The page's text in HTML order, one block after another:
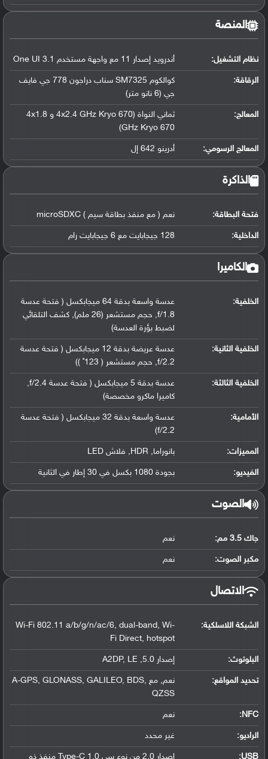
المنصة
نظام التشغيل: أندرويد إصدار 11 مع واجهة مستخدم One UI 3.1
الرقاقة:
كوالكوم SM7325 سناب دراجون 778 جي فايف
جي (6 نانو متر)
المعالج:
ثماني النواة (4x2.4 GHz Kryo 670 و 4x1.8
GHz Kryo 670)
المعالج الرسومي: أدرينو 642 إل
الذاكرة
فتحة البطاقة: نعم ( مع منفذ بطاقة سيم ) microSDXC
الداخلية: 128 جيجابايت مع 6 جيجابايت رام
الكاميرا
الخلفية:
عدسة واسعة بدقة 64 ميجابكسل ( فتحة عدسة
f/1.8, حجم مستشعر (26 ملم), كشف التلقائي
لضبط بؤرة العدسة)
الخلفية الثانية:
عدسة عريضة بدقة 12 ميجابكسل ( فتحة عدسة
f/2.2, حجم مستشعر ( 123˚ ))
الخلفية الثالثة:
عدسة بدقة 5 ميجابكسل ( فتحة عدسة f/2.4,
كاميرا ماكرو مخصصة)
الأمامية:
عدسة واسعة بدقة 32 ميجابكسل ( فتحة عدسة
f/2.2)
المميزات: بانوراما, HDR, فلاش LED
الفيديو: بجودة 1080 بكسل في 30 إطار في الثانية
الصوت
جاك 3.5 مم: نعم
مكبر الصوت: نعم
الاتصال
الشبكة اللاسلكية:
Wi-Fi 802.11 a/b/g/n/ac/6, dual-band, Wi-
Fi Direct, hotspot
البلوتوث: إصدار 5.0, A2DP, LE
تحديد المواقع:
نعم, مع A-GPS, GLONASS, GALILEO, BDS,
QZSS
NFC
: نعم
الراديو: غير محدد
USB
: إصدار 2.0 من نوع سي Type-C 1.0 منفذ ذو